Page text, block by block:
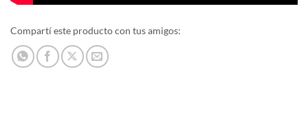
Compartí este producto con tus amigos: